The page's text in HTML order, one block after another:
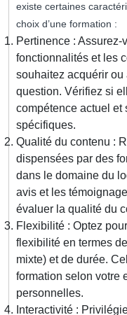
existe certaines
choix d’une formation :
Pertinence :
fonctionnalités et les
souhaitez acquérir
question. Vérifiez si
compétence actuel et
spécifiques.
Qualité du contenu :
dispensées par des
dans le domaine du
avis et les
évaluer la qualité du
Flexibilité : Optez
flexibilité en termes
mixte) et de durée.
formation selon votre
personnelles.
Interactivité :